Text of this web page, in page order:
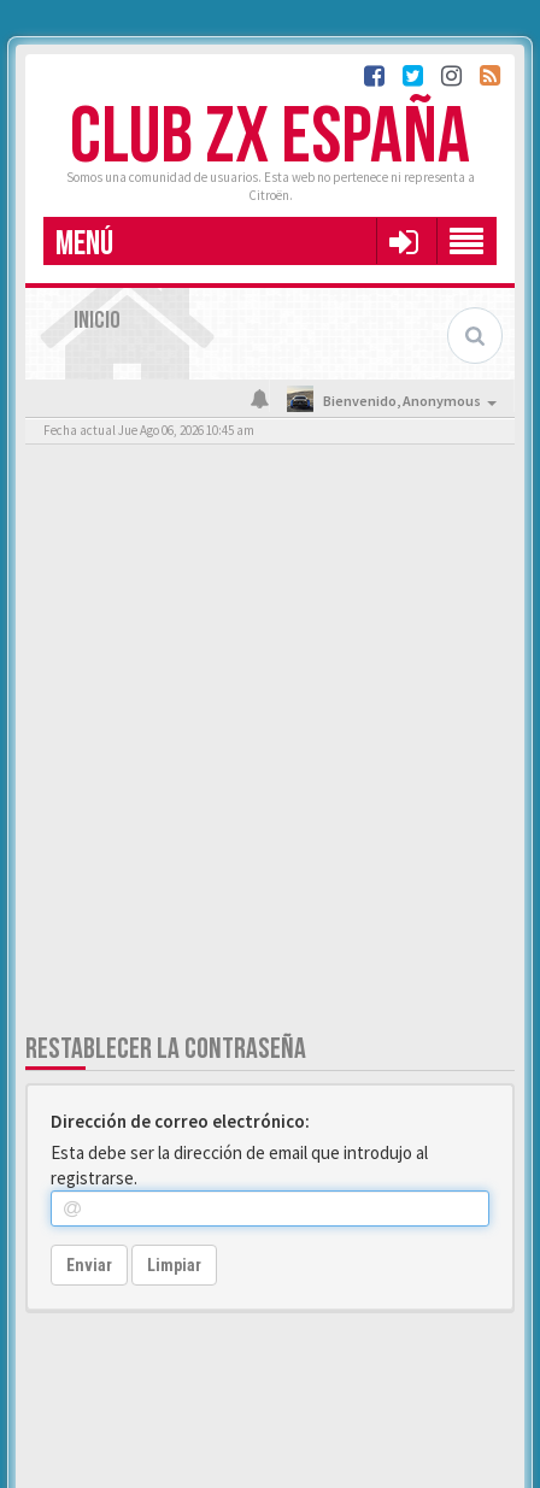
CLUB ZX ESPAÑA
Somos una comunidad de usuarios. Esta web no pertenece ni representa a
Citroën.
MENÚ
INICIO
Bienvenido,Anonymous
Fecha actual Jue Ago 06, 2026 10:45 am
RESTABLECER LA CONTRASEÑA
Dirección de correo electrónico:
Esta debe ser la dirección de email que introdujo al
registrarse.
Enviar Limpiar